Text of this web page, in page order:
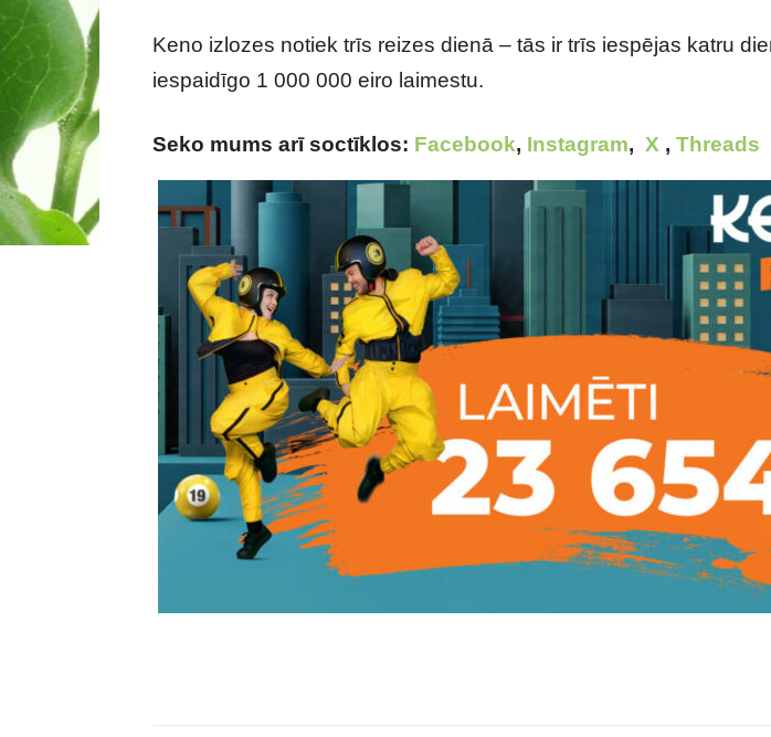
Keno izlozes notiek trīs reizes dienā – tās ir trīs iespējas katru
iespaidīgo 1 000 000 eiro laimestu.
Seko mums arī soctīklos: Facebook, Instagram, X , Threads